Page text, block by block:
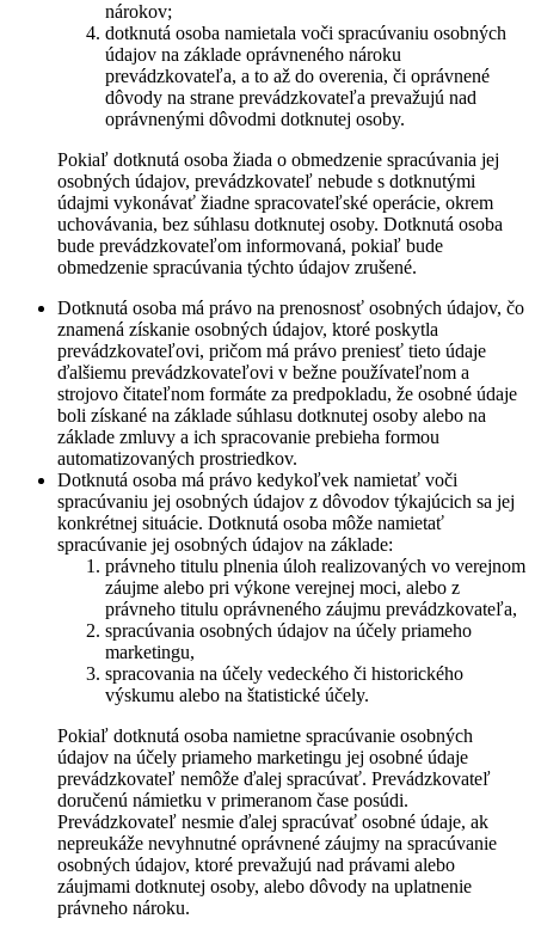
nárokov;
dotknutá osoba namietala voči spracúvaniu osobných
údajov na základe oprávneného nároku
prevádzkovateľa, a to až do overenia, či oprávnené
dôvody na strane prevádzkovateľa prevažujú nad
oprávnenými dôvodmi dotknutej osoby.
Pokiaľ dotknutá osoba žiada o obmedzenie spracúvania jej
osobných údajov, prevádzkovateľ nebude s dotknutými
údajmi vykonávať žiadne spracovateľské operácie, okrem
uchovávania, bez súhlasu dotknutej osoby. Dotknutá osoba
bude prevádzkovateľom informovaná, pokiaľ bude
obmedzenie spracúvania týchto údajov zrušené.
Dotknutá osoba má právo na prenosnosť osobných údajov, čo
znamená získanie osobných údajov, ktoré poskytla
prevádzkovateľovi, pričom má právo preniesť tieto údaje
ďalšiemu prevádzkovateľovi v bežne používateľnom a
strojovo čitateľnom formáte za predpokladu, že osobné údaje
boli získané na základe súhlasu dotknutej osoby alebo na
základe zmluvy a ich spracovanie prebieha formou
automatizovaných prostriedkov.
Dotknutá osoba má právo kedykoľvek namietať voči
spracúvaniu jej osobných údajov z dôvodov týkajúcich sa jej
konkrétnej situácie. Dotknutá osoba môže namietať
spracúvanie jej osobných údajov na základe:
právneho titulu plnenia úloh realizovaných vo verejnom
záujme alebo pri výkone verejnej moci, alebo z
právneho titulu oprávneného záujmu prevádzkovateľa,
spracúvania osobných údajov na účely priameho
marketingu,
spracovania na účely vedeckého či historického
výskumu alebo na štatistické účely.
Pokiaľ dotknutá osoba namietne spracúvanie osobných
údajov na účely priameho marketingu jej osobné údaje
prevádzkovateľ nemôže ďalej spracúvať. Prevádzkovateľ
doručenú námietku v primeranom čase posúdi.
Prevádzkovateľ nesmie ďalej spracúvať osobné údaje, ak
nepreukáže nevyhnutné oprávnené záujmy na spracúvanie
osobných údajov, ktoré prevažujú nad právami alebo
záujmami dotknutej osoby, alebo dôvody na uplatnenie
právneho nároku.